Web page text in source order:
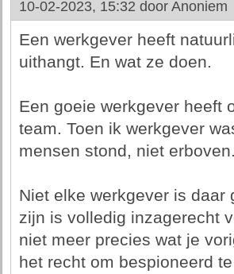
10-02-2023, 15:32 door Anoniem
Een werkgever heeft
uithangt. En wat ze doen.
Een goeie werkgever heeft
team. Toen ik werkgever
mensen stond, niet
Niet elke werkgever is daar
zijn is volledig inzagerecht
niet meer precies wat je
het recht om bespioneerd